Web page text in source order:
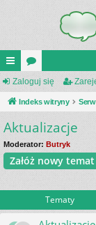
UI
C
K
_L
IN
or
a
Zaloguj się
Indeks witryny
Aktualizacje
Moderator: Butryk
Załóż nowy temat
Tematy